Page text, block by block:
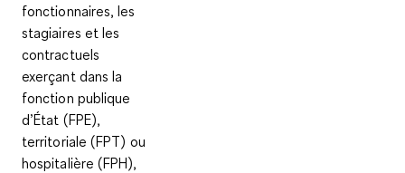
fonctionnaires, les
stagiaires et les
contractuels
exerçant dans la
fonction publique
d’État (FPE),
territoriale (FPT) ou
hospitalière (FPH),